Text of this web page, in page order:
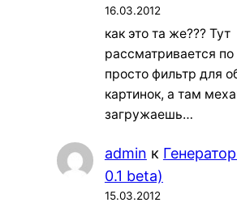
16.03.2012
как это та же??? Тут
рассматривается по
просто фильтр для
картинок, а там
загружаешь…
admin к
0.1 beta)
15.03.2012